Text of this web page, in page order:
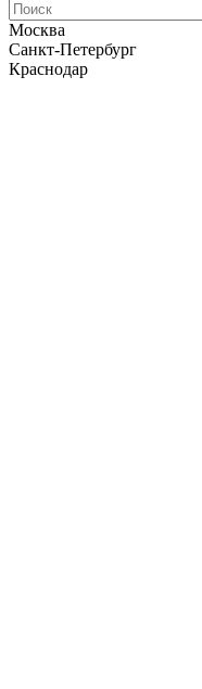
Москва
Санкт-Петербург
Краснодар